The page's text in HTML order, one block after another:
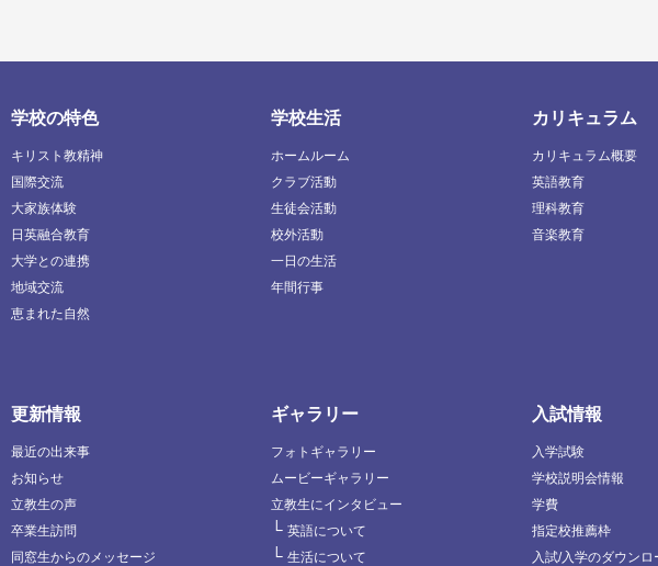
学校の特色
キリスト教精神
国際交流
大家族体験
日英融合教育
大学との連携
地域交流
恵まれた自然
学校生活
ホームルーム
クラブ活動
生徒会活動
校外活動
一日の生活
年間行事
カリキュラム
カリキュラム概要
英語教育
理科教育
音楽教育
更新情報
最近の出来事
お知らせ
立教生の声
卒業生訪問
同窓生からのメッセージ
ギャラリー
フォトギャラリー
ムービーギャラリー
立教生にインタビュー
└ 英語について
└ 生活について
入試情報
入学試験
学校説明会情報
学費
指定校推薦枠
入試/入学のダウンロ